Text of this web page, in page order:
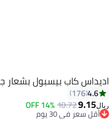
اديداس كاب بيسبول بشعار
4.6
176
ريال9.15
10.72
14% OFF
أقل سعر في 30 يوم